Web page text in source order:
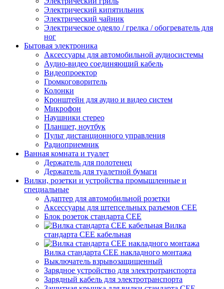
Электрический кипятильник
Электрический чайник
Электрическое одеяло / грелка / обогреватель для
ног
Бытовая электроника
Аксессуары для автомобильной аудиосистемы
Аудио-видео соединяющий кабель
Видеопроектор
Громкоговоритель
Колонки
Кронштейн для аудио и видео систем
Микрофон
Наушники стерео
Планшет, ноутбук
Пульт дистанционного управления
Радиоприемник
Ванная комната и туалет
Держатель для полотенец
Держатель для туалетной бумаги
Вилки, розетки и устройства промышленные и
специальные
Адаптер для автомобильной розетки
Аксессуары для штепсельных разъемов CEE
Блок розеток стандарта CEE
Вилка
стандарта CEE кабельная
Вилка стандарта CEE накладного монтажа
Выключатель взрывозащищенный
Зарядное устройство для электротранспорта
Зарядный кабель для электротранспорта